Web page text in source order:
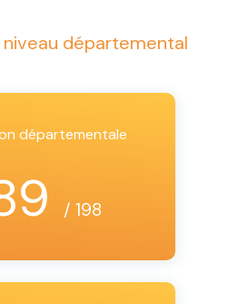
niveau départemental
départementale
/ 198